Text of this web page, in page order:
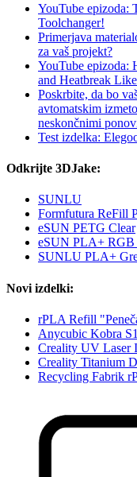
YouTube epizoda:
Toolchanger!
Primerjava
za vaš projekt?
YouTube epizoda:
and Heatbreak
Poskrbite, da bo
avtomatskim
neskončnimi
Test izdelka:
Odkrijte 3DJake:
SUNLU
Formfutura ReFill
eSUN PETG Clear
eSUN PLA+ RGB
SUNLU PLA+
Novi izdelki:
rPLA Refill
Anycubic Kobra
Creality UV Laser
Creality Titanium
Recycling Fabrik